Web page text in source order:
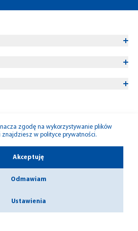
zgodę na wykorzystywanie plików
znajdziesz w polityce prywatności.
Akceptuję
Odmawiam
Ustawienia